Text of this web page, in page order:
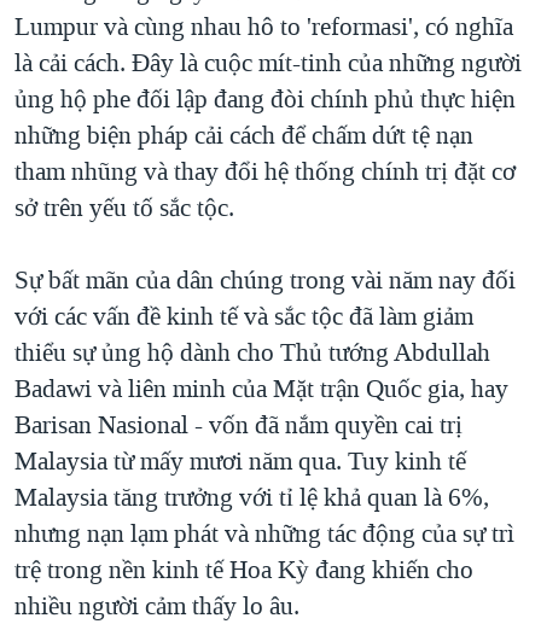
TRỊNH VĨNH BÌNH VS. CHÍNH PHỦ VIỆT NAM
NGƯ DÂN VIỆT VÀ LÀN SÓNG TRỘM HẢI SÂM
BÊN KIA QUỐC LỘ: TIẾNG VỌNG TỪ NÔNG THÔN MỸ
QUAN HỆ VIỆT MỸ
Lumpur và cùng nhau hô to 'reformasi', có nghĩa
là cải cách. Đây là cuộc mít-tinh của những người
ủng hộ phe đối lập đang đòi chính phủ thực hiện
những biện pháp cải cách để chấm dứt tệ nạn
tham nhũng và thay đổi hệ thống chính trị đặt cơ
sở trên yếu tố sắc tộc.
Sự bất mãn của dân chúng trong vài năm nay đối
với các vấn đề kinh tế và sắc tộc đã làm giảm
thiểu sự ủng hộ dành cho Thủ tướng Abdullah
Badawi và liên minh của Mặt trận Quốc gia, hay
Barisan Nasional - vốn đã nắm quyền cai trị
Malaysia từ mấy mươi năm qua. Tuy kinh tế
Malaysia tăng trưởng với tỉ lệ khả quan là 6%,
nhưng nạn lạm phát và những tác động của sự trì
trệ trong nền kinh tế Hoa Kỳ đang khiến cho
nhiều người cảm thấy lo âu.